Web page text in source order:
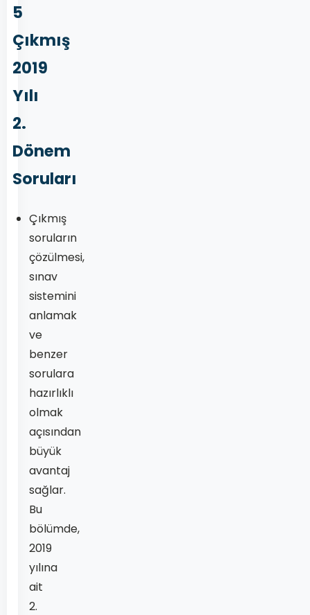
5
Çıkmış
2019
Yılı
2.
Dönem
Soruları
Çıkmış
soruların
çözülmesi,
sınav
sistemini
anlamak
ve
benzer
sorulara
hazırlıklı
olmak
açısından
büyük
avantaj
sağlar.
Bu
bölümde,
2019
yılına
ait
2.